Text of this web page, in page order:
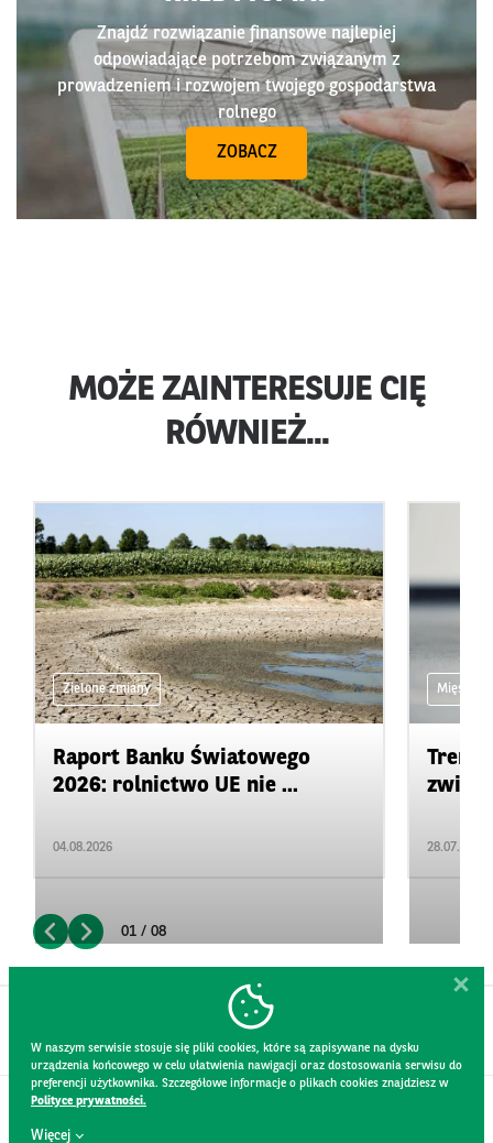
Znajdź rozwiązanie finansowe najlepiej
odpowiadające potrzebom związanym z
prowadzeniem i rozwojem twojego gospodarstwa
rolnego
ZOBACZ
MOŻE ZAINTERESUJE CIĘ
RÓWNIEŻ...
Zielone zmiany
Raport Banku Światowego
2026: rolnictwo UE nie ...
04.08.2026
Mięso
28.07.2026
01 / 08
W naszym serwisie stosuje się pliki cookies, które są zapisywane na dysku
urządzenia końcowego w celu ułatwienia nawigacji oraz dostosowania serwisu do
preferencji użytkownika. Szczegółowe informacje o plikach cookies znajdziesz w
Polityce prywatności.
Więcej
KONTAKT
REGULAMIN STRONY